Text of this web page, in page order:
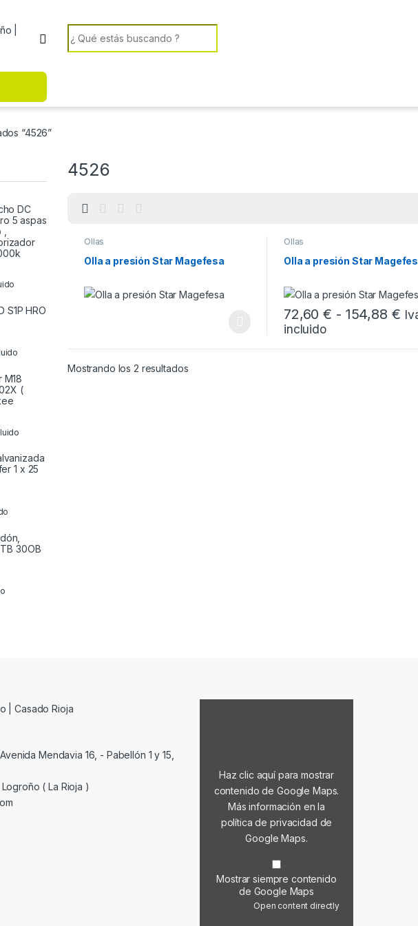
Search for:
“4526”
4526
Ollas
Olla a presión Star Magefesa
Ollas
Olla a presión Star
72,60€ - 154,88 €
incluido
Este producto tiene múltiples
Mostrando los 2 resultadosOrdenado por popularidad
DC
5 aspas
S1P HRO
M18
(
1 x 25
30OB
Mendavia 16, - Pabellón 1 y 15,
( La Rioja )
Haz clic aquí para mostrar
contenido de Google Maps.
Más información en la
política de privacidad de
Google Maps.
Mostrar siempre contenido
de Google Maps
Open content directly